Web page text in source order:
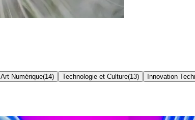
Art Numérique(14) Technologie et Culture(13) Innovation